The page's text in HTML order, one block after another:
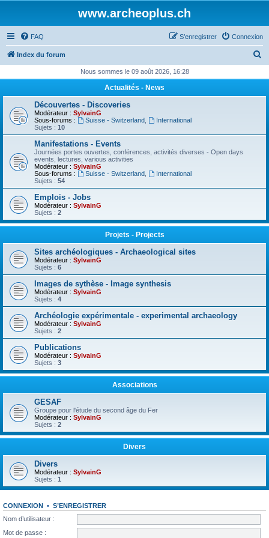
www.archeoplus.ch
FAQ Connexion
S’enregistrer
Index du forum
h
Nous sommes le 09 août 2026, 16:28
Actualités - News
Découvertes - Discoveries
Modérateur : SylvainG
Sous-forums :
Suisse - Switzerland,
International
Sujets : 10
Manifestations - Events
Journées portes ouvertes, conférences, activités diverses - Open days
events, lectures, various activities
Modérateur : SylvainG
Sous-forums :
Suisse - Switzerland,
International
Sujets : 54
Emplois - Jobs
Modérateur : SylvainG
Sujets : 2
Projets - Projects
Sites archéologiques - Archaeological sites
Modérateur : SylvainG
Sujets : 6
Images de sythèse - Image synthesis
Modérateur : SylvainG
Sujets : 4
Archéologie expérimentale - experimental archaeology
Modérateur : SylvainG
Sujets : 2
Publications
Modérateur : SylvainG
Sujets : 3
Associations
GESAF
Groupe pour l'étude du second âge du Fer
Modérateur : SylvainG
Sujets : 2
Divers
Divers
Modérateur : SylvainG
Sujets : 1
CONNEXION • S’ENREGISTRER
Nom d’utilisateur :
Mot de passe :